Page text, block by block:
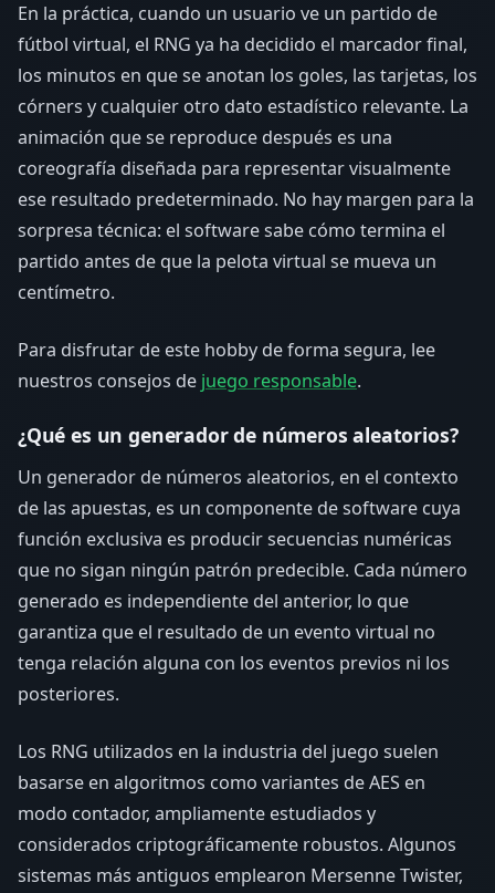
En la práctica, cuando un usuario ve un partido de
fútbol virtual, el RNG ya ha decidido el marcador final,
los minutos en que se anotan los goles, las tarjetas, los
córners y cualquier otro dato estadístico relevante. La
animación que se reproduce después es una
coreografía diseñada para representar visualmente
ese resultado predeterminado. No hay margen para la
sorpresa técnica: el software sabe cómo termina el
partido antes de que la pelota virtual se mueva un
centímetro.
Para disfrutar de este hobby de forma segura, lee
nuestros consejos de juego responsable.
¿Qué es un generador de números aleatorios?
Un generador de números aleatorios, en el contexto
de las apuestas, es un componente de software cuya
función exclusiva es producir secuencias numéricas
que no sigan ningún patrón predecible. Cada número
generado es independiente del anterior, lo que
garantiza que el resultado de un evento virtual no
tenga relación alguna con los eventos previos ni los
posteriores.
Los RNG utilizados en la industria del juego suelen
basarse en algoritmos como variantes de AES en
modo contador, ampliamente estudiados y
considerados criptográficamente robustos. Algunos
sistemas más antiguos emplearon Mersenne Twister,